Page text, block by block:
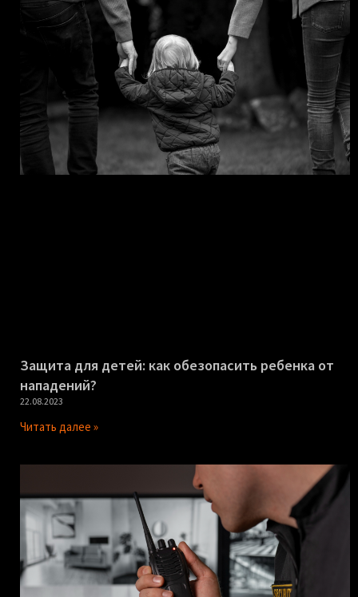
Защита для детей: как обезопасить ребенка от
нападений?
22.08.2023
Читать далее »